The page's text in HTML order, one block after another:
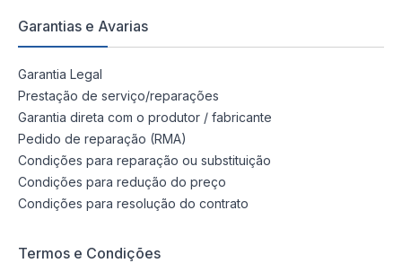
Garantias e Avarias
Garantia Legal
Prestação de serviço/reparações
Garantia direta com o produtor / fabricante
Pedido de reparação (RMA)
Condições para reparação ou substituição
Condições para redução do preço
Condições para resolução do contrato
Termos e Condições